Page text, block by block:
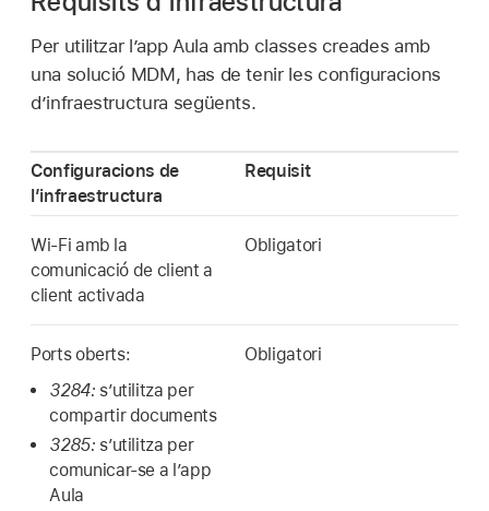
Per utilitzar l’app Aula amb classes creades amb
una solució MDM, has de tenir les configuracions
d’infraestructura següents.
Configuracions de
l’infraestructura
Requisit
Wi-Fi amb la
comunicació de client a
client activada
Obligatori
Ports oberts:
3284: s’utilitza per
compartir documents
3285: s’utilitza per
comunicar‑se a l’app
Aula
Obligatori